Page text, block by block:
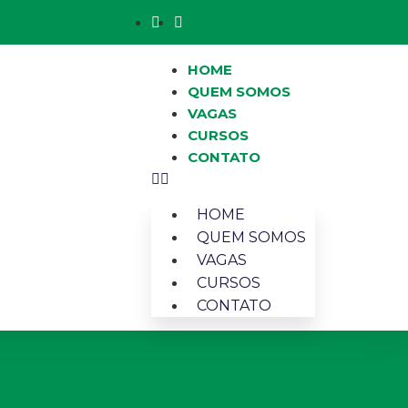
HOME
QUEM SOMOS
VAGAS
CURSOS
CONTATO
HOME
QUEM SOMOS
VAGAS
CURSOS
CONTATO